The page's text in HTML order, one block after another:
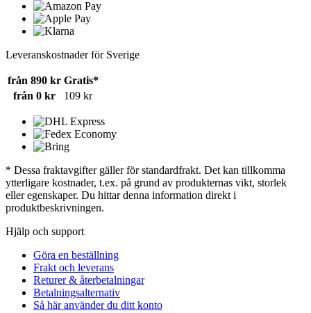
Leveranskostnader för Sverige
från 890 kr Gratis*
från 0 kr
109 kr
* Dessa fraktavgifter gäller för standardfrakt. Det kan tillkomma
ytterligare kostnader, t.ex. på grund av produkternas vikt, storlek
eller egenskaper. Du hittar denna information direkt i
produktbeskrivningen.
Hjälp och support
Göra en beställning
Frakt och leverans
Returer & återbetalningar
Betalningsalternativ
Så här använder du ditt konto